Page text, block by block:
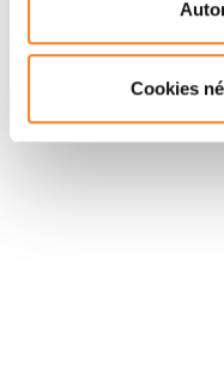
Cookies